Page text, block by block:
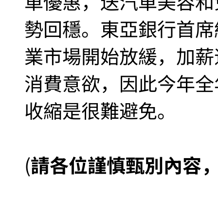
勢回穩。東亞銀行首
業市場開始放緩，加
消費意欲，因此今年
收縮是很難避免。
(請各位謹慎甄別內容